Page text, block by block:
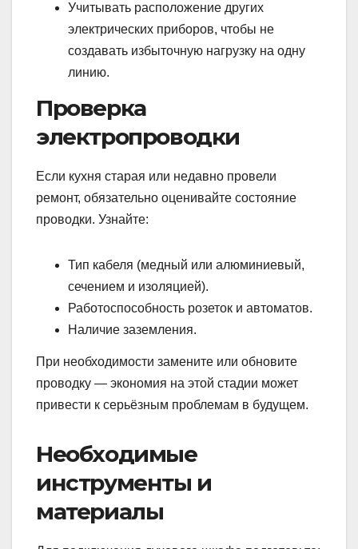
Учитывать расположение других
электрических приборов, чтобы не
создавать избыточную нагрузку на одну
линию.
Проверка
электропроводки
Если кухня старая или недавно провели
ремонт, обязательно оценивайте состояние
проводки. Узнайте:
Тип кабеля (медный или алюминиевый,
сечением и изоляцией).
Работоспособность розеток и автоматов.
Наличие заземления.
При необходимости замените или обновите
проводку — экономия на этой стадии может
привести к серьёзным проблемам в будущем.
Необходимые
инструменты и
материалы